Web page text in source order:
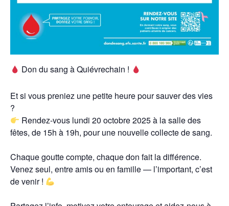
Don du sang à Quiévrechain !
Et si vous preniez une petite heure pour sauver des vies
?
Rendez-vous lundi 20 octobre 2025 à la salle des
fêtes, de 15h à 19h, pour une nouvelle collecte de sang.
Chaque goutte compte, chaque don fait la différence.
Venez seul, entre amis ou en famille — l’important, c’est
de venir !